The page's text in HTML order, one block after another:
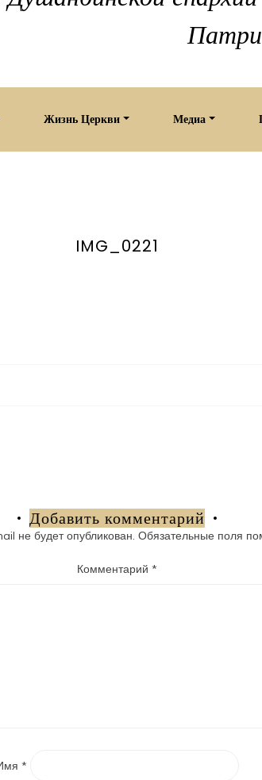
Жизнь Церкви Медиа
IMG_0221
Добавить комментарий
не будет опубликован. Обязательные поля
Комментарий*
*